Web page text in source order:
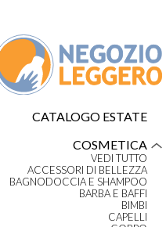
CATALOGO ESTATE
COSMETICA
VEDI TUTTO
ACCESSORI DI BELLEZZA
BAGNODOCCIA E SHAMPOO
BARBA E BAFFI
BIMBI
CAPELLI